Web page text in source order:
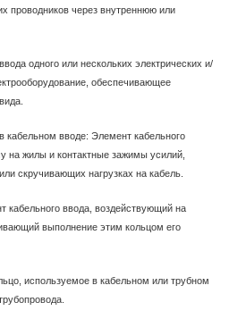
проводников через внутреннюю или
одного или нескольких электрических и/
обеспечивающее
вводе: Элемент кабельного
на жилы и контактные зажимы усилий,
скручивающих нагрузках на кабель.
ввода, воздействующий на
выполнение этим кольцом его
используемое в кабельном или трубном